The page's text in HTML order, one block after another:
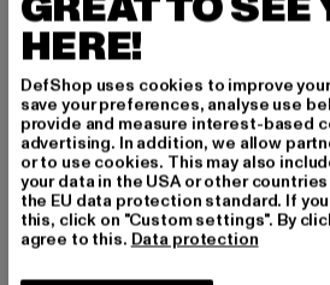
EUR 51,70
Derzeitiger Preis: EUR 51,70
EUR 109,99 Aktionspreis: EUR
-60%
HERE!
DefShop uses cookies to improve
save your preferences, analyse use
provide and measure interest-based
advertising. In addition, we allow
or to use cookies. This may also
your data in the USA or other
the EU data protection standard. If
this, click on "Custom settings". By
agree to this. Data protection